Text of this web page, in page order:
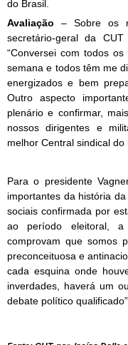
do Brasil.
Avaliação – Sobre os
secretário-geral da
“Conversei com todos
semana e todos têm me
energizados e bem
Outro aspecto
plenário e confirmar,
nossos dirigentes e
melhor Central sindical do
Para o presidente
importantes da história
sociais confirmada por
ao período eleitoral,
comprovam que somos
preconceituosa e
cada esquina onde
inverdades, haverá um
debate político qualificado”.